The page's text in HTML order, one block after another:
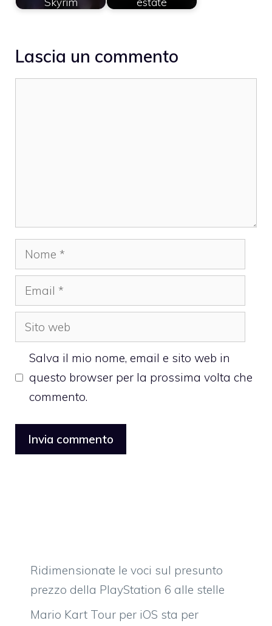
Lascia un commento
Nome
Email
Sito
web
Salva il mio nome, email e sito web in
questo browser per la prossima volta che
commento.
Ridimensionate le voci sul presunto
prezzo della PlayStation 6 alle stelle
Mario Kart Tour per iOS sta per